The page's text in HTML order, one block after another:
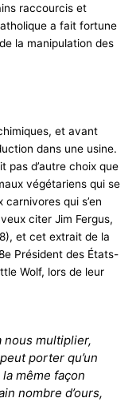
raccourcis et
a fait fortune
la manipulation des
et avant
dans une usine.
pas d’autre choix que
végétariens qui se
qui s’en
citer Jim Fergus,
et cet extrait de la
Président des États-
Wolf, lors de leur
nous multiplier,
porter qu’un
même façon
nombre d’ours,